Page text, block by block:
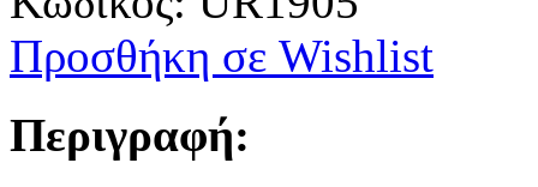
Προσθήκη σε Wishlist
Περιγραφή: